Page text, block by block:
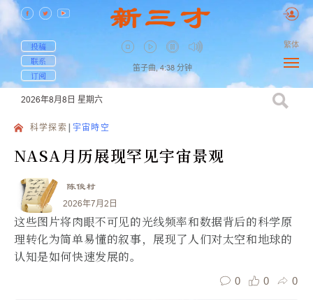
投稿
联系
订阅
笛子曲, 4:38 分钟
繁体
2026年8月8日 星期六
科学探索 宇宙時空
NASA月历展现罕见宇宙景观
陈俊村
2026年7月2日
这些图片将肉眼不可见的光线频率和数据背后的科学原
理转化为简单易懂的叙事，展现了人们对太空和地球的
认知是如何快速发展的。
0 0 0